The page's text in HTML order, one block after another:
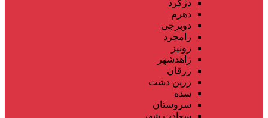
دژکرد
دهرم
دوبرجی
رامجرد
رونیز
زاهدشهر
زرقان
زرین دشت
سده
سروستان
سعادت شهر